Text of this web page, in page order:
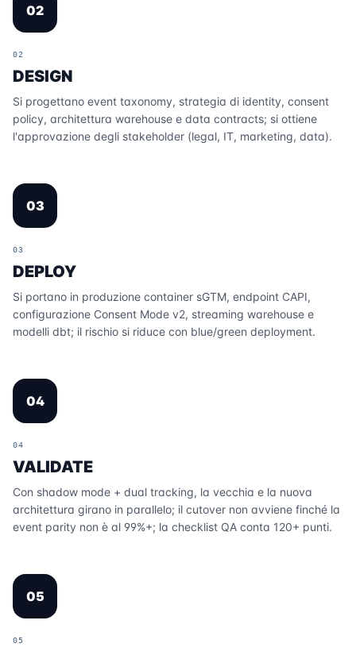
02
02
DESIGN
Si progettano event taxonomy, strategia di identity, consent
policy, architettura warehouse e data contracts; si ottiene
l'approvazione degli stakeholder (legal, IT, marketing, data).
03
03
DEPLOY
Si portano in produzione container sGTM, endpoint CAPI,
configurazione Consent Mode v2, streaming warehouse e
modelli dbt; il rischio si riduce con blue/green deployment.
04
04
VALIDATE
Con shadow mode + dual tracking, la vecchia e la nuova
architettura girano in parallelo; il cutover non avviene finché la
event parity non è al 99%+; la checklist QA conta 120+ punti.
05
05